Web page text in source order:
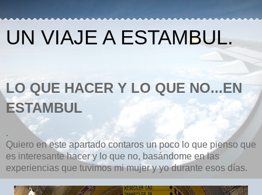
UN VIAJE A ESTAMBUL.
LO QUE HACER Y LO QUE NO...EN
ESTAMBUL
.
Quiero en este apartado contaros un poco lo que pienso que
es interesante hacer y lo que no, basándome en las
experiencias que tuvimos mi mujer y yo durante esos días.